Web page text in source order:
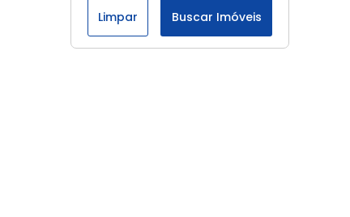
Limpar Buscar Imóveis